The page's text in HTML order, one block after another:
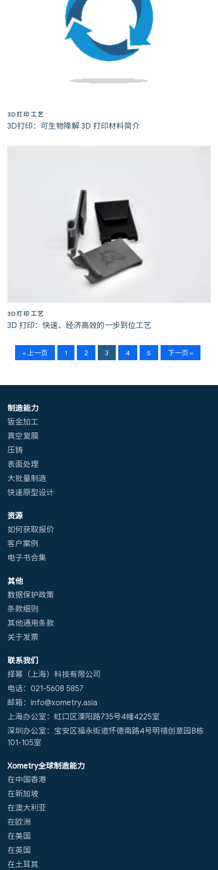
3D打印工艺
3D打印：可生物降解 3D 打印材料简介
3D打印工艺
3D 打印：快速、经济高效的一步到位工艺
« 上一页 1 2 3 4 5 下一页 »
制造能力
钣金加工
真空复膜
压铸
表面处理
大批量制造
快速原型设计
资源
如何获取报价
客户案例
电子书合集
其他
数据保护政策
条款细则
其他通用条款
关于发票
联系我们
择幂（上海）科技有限公司
电话：021-5608 5857
邮箱：info@xometry.asia
上海办公室：虹口区溧阳路735号4幢4225室
深圳办公室：宝安区福永街道怀德南路4号明禧创意园B栋
101-105室
Xometry全球制造能力
在中国香港
在新加坡
在澳大利亚
在欧洲
在美国
在英国
在土耳其